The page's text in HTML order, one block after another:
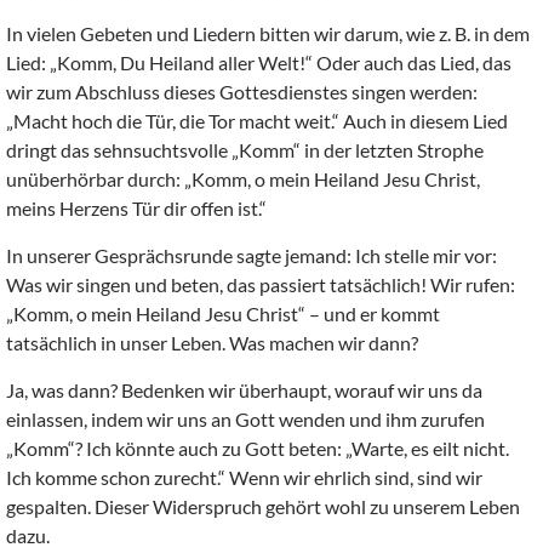
In vielen Gebeten und Liedern bitten wir darum, wie z. B. in dem
Lied: „Komm, Du Heiland aller Welt!“ Oder auch das Lied, das
wir zum Abschluss dieses Gottesdienstes singen werden:
„Macht hoch die Tür, die Tor macht weit.“ Auch in diesem Lied
dringt das sehnsuchtsvolle „Komm“ in der letzten Strophe
unüberhörbar durch: „Komm, o mein Heiland Jesu Christ,
meins Herzens Tür dir offen ist.“
In unserer Gesprächsrunde sagte jemand: Ich stelle mir vor:
Was wir singen und beten, das passiert tatsächlich! Wir rufen:
„Komm, o mein Heiland Jesu Christ“ – und er kommt
tatsächlich in unser Leben. Was machen wir dann?
Ja, was dann? Bedenken wir überhaupt, worauf wir uns da
einlassen, indem wir uns an Gott wenden und ihm zurufen
„Komm“? Ich könnte auch zu Gott beten: „Warte, es eilt nicht.
Ich komme schon zurecht.“ Wenn wir ehrlich sind, sind wir
gespalten. Dieser Widerspruch gehört wohl zu unserem Leben
dazu.